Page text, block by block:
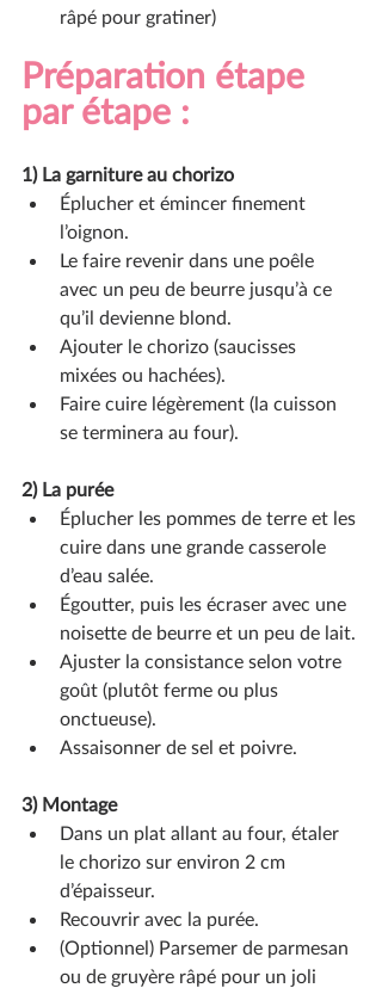
râpé pour gratiner)
Préparation étape
par étape :
1) La garniture au chorizo
Éplucher et émincer finement
l’oignon.
Le faire revenir dans une poêle
avec un peu de beurre jusqu’à ce
qu’il devienne blond.
Ajouter le chorizo (saucisses
mixées ou hachées).
Faire cuire légèrement (la cuisson
se terminera au four).
2) La purée
Éplucher les pommes de terre et les
cuire dans une grande casserole
d’eau salée.
Égoutter, puis les écraser avec une
noisette de beurre et un peu de lait.
Ajuster la consistance selon votre
goût (plutôt ferme ou plus
onctueuse).
Assaisonner de sel et poivre.
3) Montage
Dans un plat allant au four, étaler
le chorizo sur environ 2 cm
d’épaisseur.
Recouvrir avec la purée.
(Optionnel) Parsemer de parmesan
ou de gruyère râpé pour un joli